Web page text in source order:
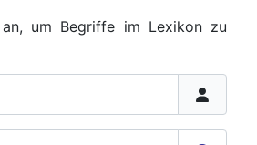
um Begriffe im Lexikon zu